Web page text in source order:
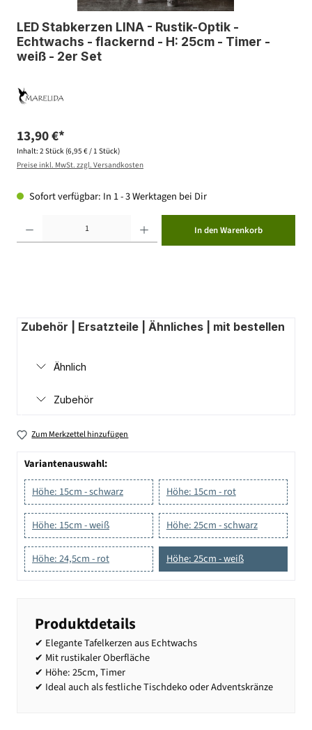
LED Stabkerzen LINA - Rustik-Optik -
Echtwachs - flackernd - H: 25cm - Timer -
weiß - 2er Set
13,90 €*
Inhalt: 2 Stück (6,95 € / 1 Stück)
Preise inkl. MwSt. zzgl. Versandkosten
Sofort verfügbar: In 1 - 3 Werktagen bei Dir
In den Warenkorb
Zubehör | Ersatzteile | Ähnliches | mit bestellen
Ähnlich
Zubehör
Zum Merkzettel hinzufügen
Variantenauswahl:
Höhe: 15cm - schwarz
Höhe: 15cm - rot
Höhe: 15cm - weiß Höhe: 25cm - schwarz
Höhe: 24,5cm - rot Höhe: 25cm - weiß
Produktdetails
✔ Elegante Tafelkerzen aus Echtwachs
✔ Mit rustikaler Oberfläche
✔ Höhe: 25cm, Timer
✔ Ideal auch als festliche Tischdeko oder Adventskränze